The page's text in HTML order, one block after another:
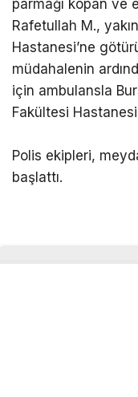
parmağı kopan ve
Rafetullah M.,
Hastanesi’ne
müdahalenin
için ambulansla
Fakültesi
Polis ekipleri,
başlattı.